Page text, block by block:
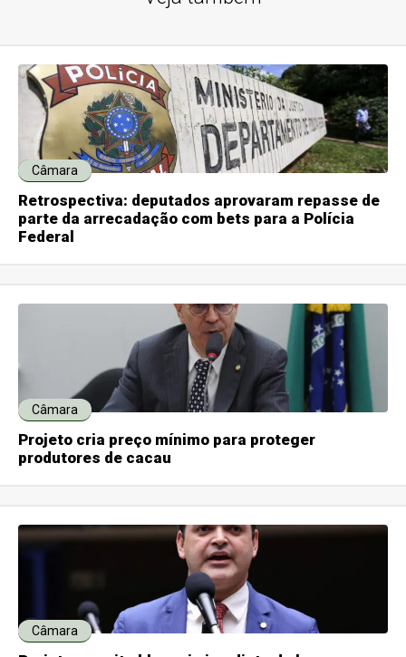
Câmara
Retrospectiva: deputados aprovaram repasse de
parte da arrecadação com bets para a Polícia
Federal
Câmara
Projeto cria preço mínimo para proteger
produtores de cacau
Câmara